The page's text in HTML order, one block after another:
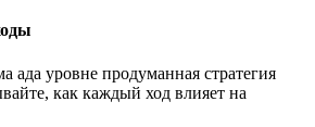
ада уровне продуманная стратегия
как каждый ход влияет на